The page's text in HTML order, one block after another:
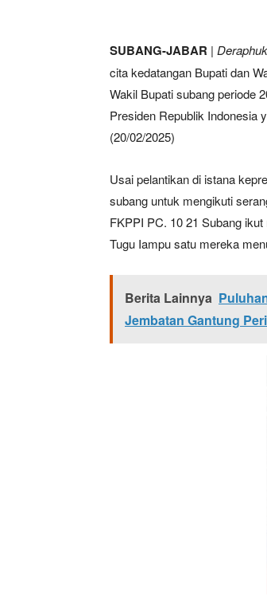
SUBANG-JABAR |
cita kedatangan Bupati dan
Wakil Bupati subang periode
Presiden Republik Indonesia
(20/02/2025)
Usai pelantikan di istana
subang untuk mengikuti
FKPPI PC. 10 21 Subang
Tugu Iampu satu mereka
Berita Lainnya
Jembatan Gantung